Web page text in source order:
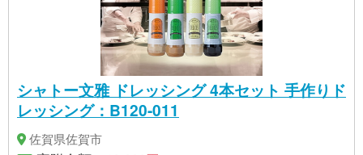
シャトー文雅 ドレッシング 4本セット 手作りド
レッシング：B120-011
佐賀県佐賀市